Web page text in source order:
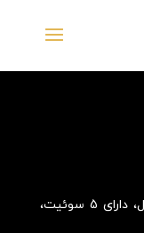
یک آپارتمان باورنکردنی، مشرف به ساحل، دارای 5 سوئیت،